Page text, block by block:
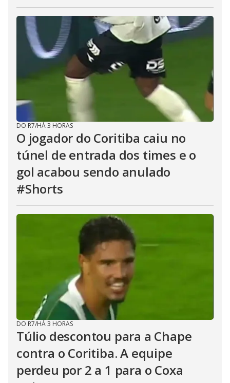
DO R7/HÁ 3 HORAS
O jogador do Coritiba caiu no
túnel de entrada dos times e o
gol acabou sendo anulado
#Shorts
DO R7/HÁ 3 HORAS
Túlio descontou para a Chape
contra o Coritiba. A equipe
perdeu por 2 a 1 para o Coxa